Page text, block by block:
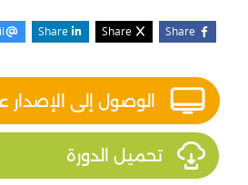
Share
Share
Share
الوصول إلى الإصدار
تحميل الدورة